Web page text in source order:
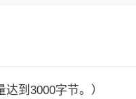
到3000字节。）